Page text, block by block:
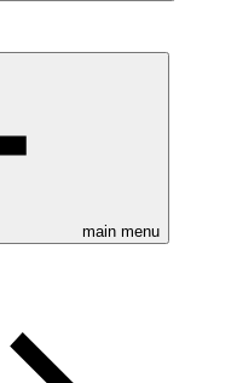
main menu